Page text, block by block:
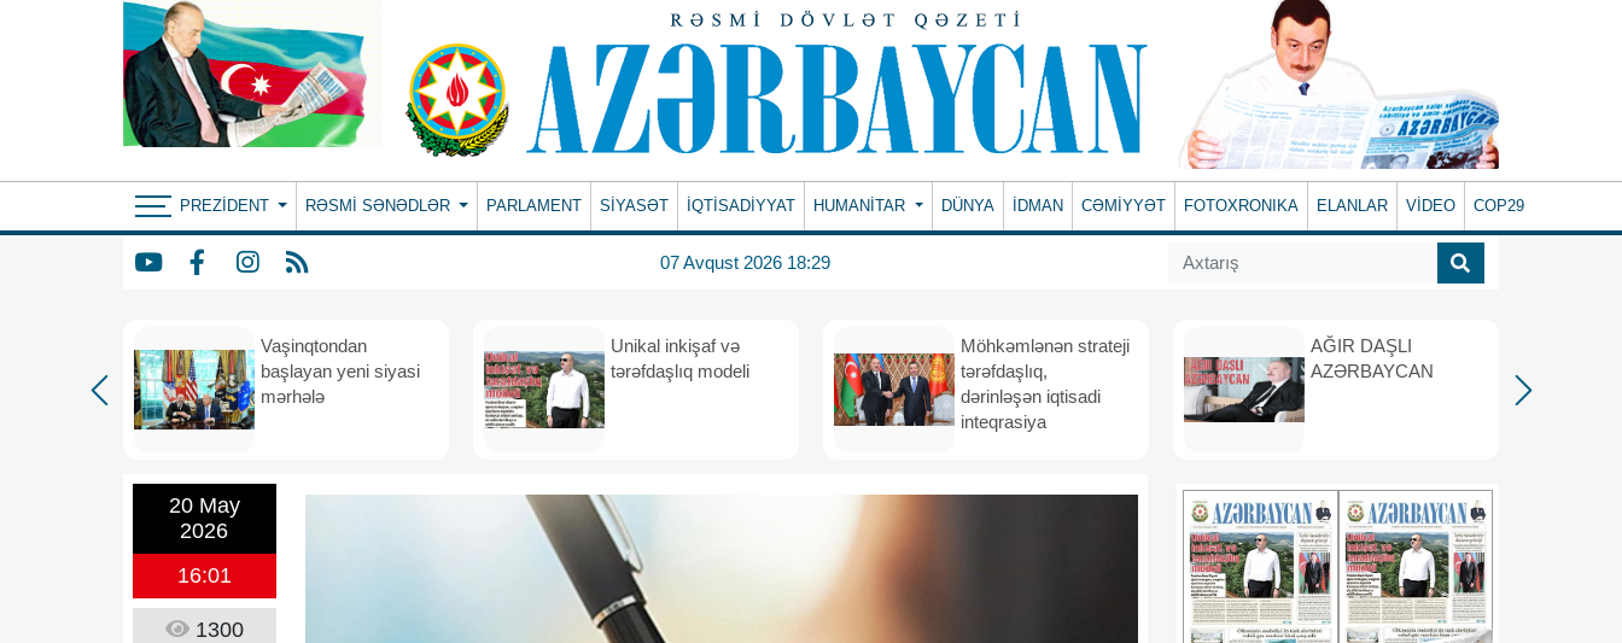
PREZIDENT RƏSMI SƏNƏDLƏR PARLAMENT SİYASƏT İQTİSADİYYAT HUMANITAR DÜNYA İDMAN CƏMİYYƏT FOTOXRONIKA ELANLAR VİDEO COP29
07 Avqust 2026 18:29
Vaşinqtondan
başlayan yeni siyasi
mərhələ
Unikal inkişaf və
tərəfdaşlıq modeli
Möhkəmlənən strateji
tərəfdaşlıq,
dərinləşən iqtisadi
inteqrasiya
AĞIR DAŞLI
AZƏRBAYCAN
20 May
2026
16:01
1300